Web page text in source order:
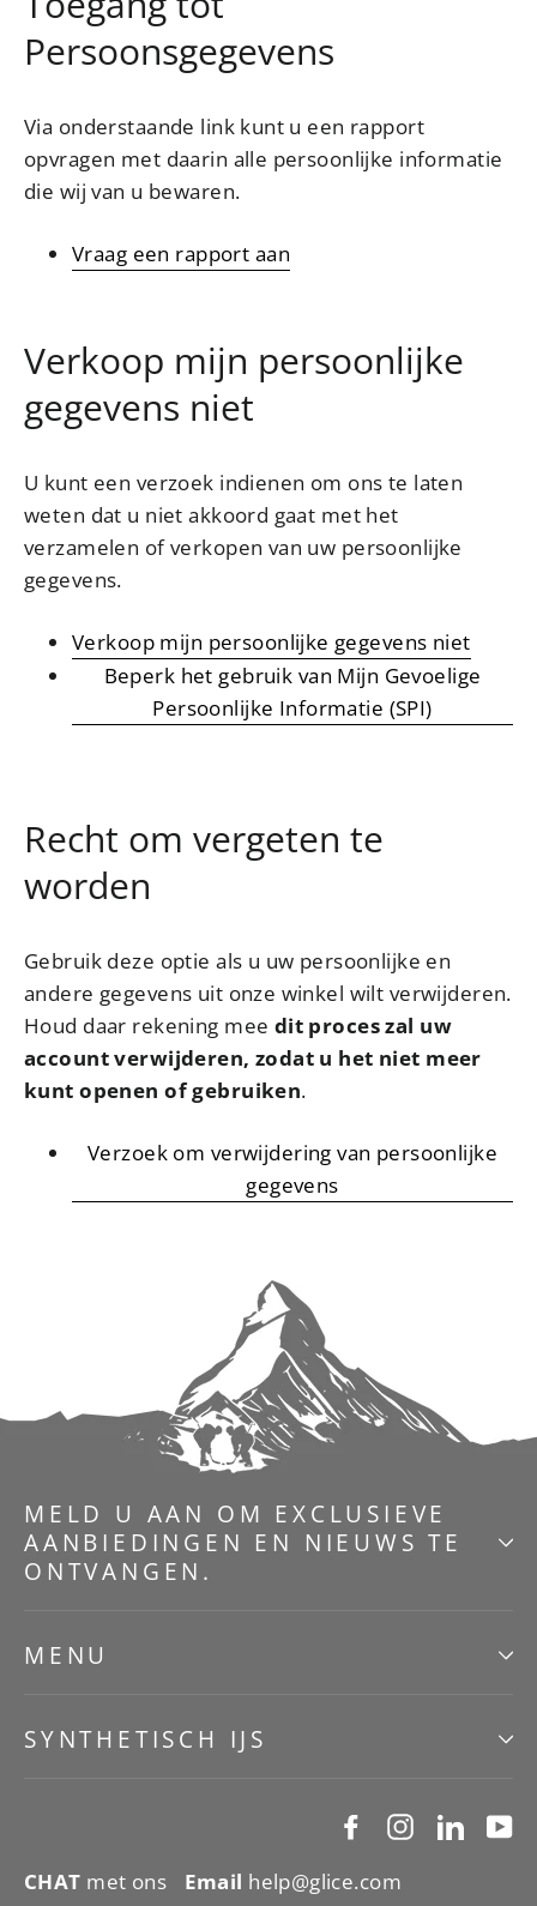
Persoonsgegevens
Via onderstaande link kunt u een rapport
opvragen met daarin alle persoonlijke informatie
die wij van u bewaren.
Vraag een rapport aan
Verkoop mijn persoonlijke
gegevens niet
U kunt een verzoek indienen om ons te laten
weten dat u niet akkoord gaat met het
verzamelen of verkopen van uw persoonlijke
gegevens.
Verkoop mijn persoonlijke gegevens niet
Beperk het gebruik van Mijn Gevoelige
Persoonlijke Informatie (SPI)
Recht om vergeten te
worden
Gebruik deze optie als u uw persoonlijke en
andere gegevens uit onze winkel wilt verwijderen.
Houd daar rekening mee dit proces zal uw
account verwijderen, zodat u het niet meer
kunt openen of gebruiken.
Verzoek om verwijdering van persoonlijke
gegevens
MELD U AAN OM EXCLUSIEVE
AANBIEDINGEN EN NIEUWS TE
ONTVANGEN.
MENU
SYNTHETISCH IJS
FacebookInstagram
CHAT met ons Email help@glice.com